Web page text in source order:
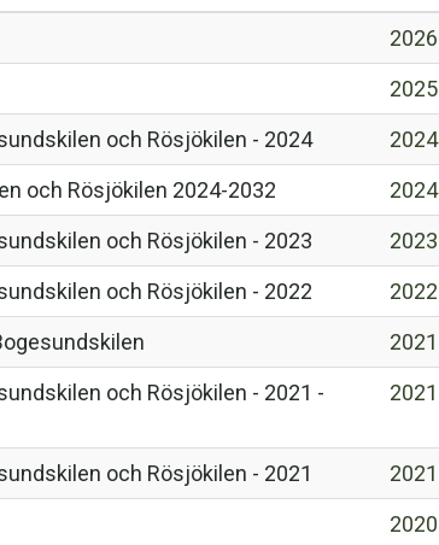
2026
2025
och Rösjökilen - 2024
2024
och Rösjökilen 2024-2032
2024
och Rösjökilen - 2023
2023
och Rösjökilen - 2022
2022
2021
och Rösjökilen - 2021 -
2021
och Rösjökilen - 2021 2021
2020